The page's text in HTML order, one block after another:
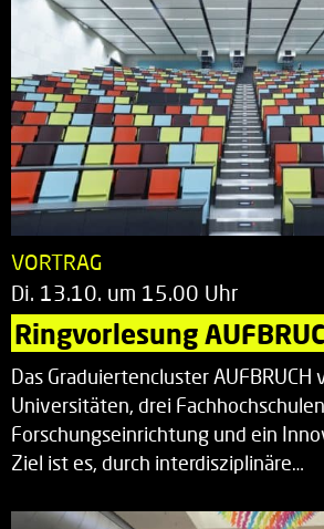
VORTRAG
Di. 13.10. um 15.00 Uhr
Ringvorlesung
Das Graduiertencluster AUFBRUCH
Universitäten, drei
Forschungseinrichtung und ein
Ziel ist es, durch interdisziplinäre…